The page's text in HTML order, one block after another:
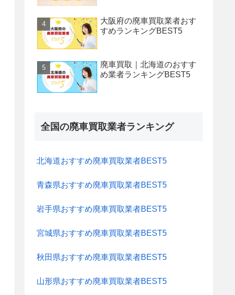
大阪府の廃車買取業者おす
すめランキングBEST5
廃車買取｜北海道のおすす
め業者ランキングBEST5
全国の廃車買取業者ランキング
北海道おすすめ廃車買取業者BEST5
青森県おすすめ廃車買取業者BEST5
岩手県おすすめ廃車買取業者BEST5
宮城県おすすめ廃車買取業者BEST5
秋田県おすすめ廃車買取業者BEST5
山形県おすすめ廃車買取業者BEST5